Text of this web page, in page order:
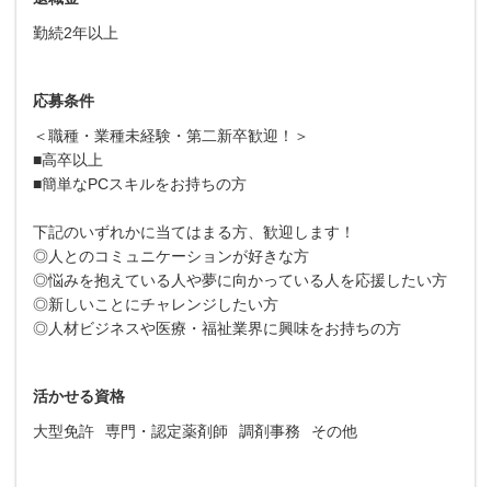
勤続2年以上
応募条件
＜職種・業種未経験・第二新卒歓迎！＞
■高卒以上
■簡単なPCスキルをお持ちの方
下記のいずれかに当てはまる方、歓迎します！
◎人とのコミュニケーションが好きな方
◎悩みを抱えている人や夢に向かっている人を応援したい方
◎新しいことにチャレンジしたい方
◎人材ビジネスや医療・福祉業界に興味をお持ちの方
活かせる資格
大型免許
専門・認定薬剤師 調剤事務 その他